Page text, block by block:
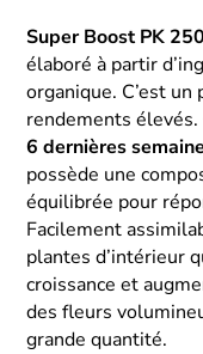
Super Boost PK
élaboré à partir
organique. C’est
rendements élevés.
6 dernières
possède une
équilibrée pour
Facilement
plantes d’intérieur
croissance et
des fleurs
grande quantité.